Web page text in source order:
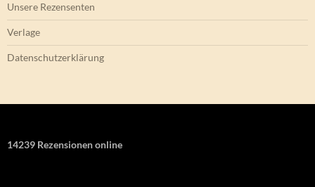
Unsere Rezensenten
Verlage
Datenschutzerklärung
14239 Rezensionen online